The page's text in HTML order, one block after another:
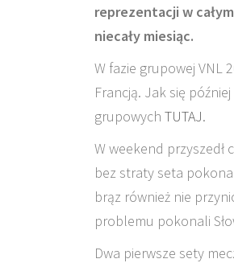
reprezentacji w
niecały miesiąc.
W fazie grupowej VNL
Francją. Jak się
grupowych TUTAJ.
W weekend przyszedł
bez straty seta
brąz również nie
problemu pokonali
Dwa pierwsze sety